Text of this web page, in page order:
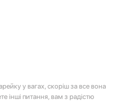
у вагах, скоріш за все вона
інші питання, вам з радістю